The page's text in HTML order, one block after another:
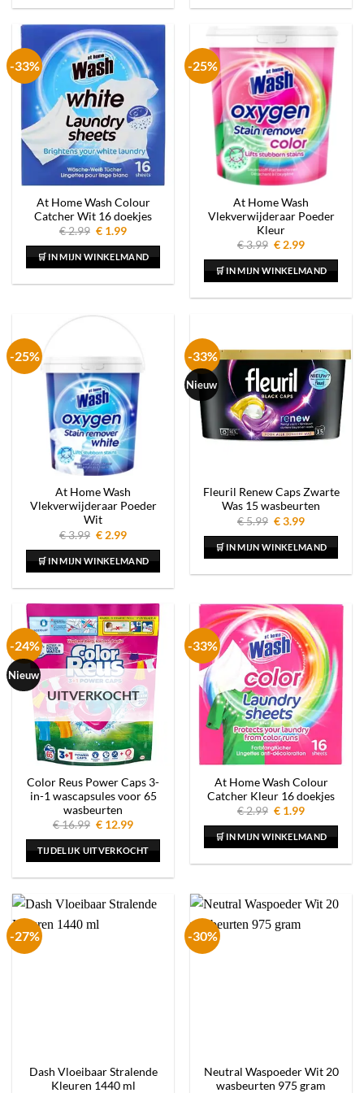
-33%
At Home Wash Colour
Catcher Wit 16 doekjes
€2.99 Oorspronkelijke
was:
€ 2.99.
€ 1.99Huidige
is:
€ 1.99.
🛒 IN MIJN WINKELMAND
-25%
At Home Wash
Vlekverwijderaar Poeder
Kleur
€3.99 Oorspronkelijke
was:
€ 3.99.
€2.99Huidige
is:
€ 2.99.
🛒 IN MIJN WINKELMAND
-25%
At Home Wash
Vlekverwijderaar Poeder
Wit
€3.99 Oorspronkelijke
was:
€ 3.99.
€ 2.99Huidige
is:
€ 2.99.
🛒 IN MIJN WINKELMAND
-33%
Nieuw
Fleuril Renew Caps Zwarte
Was 15 wasbeurten
€5.99 Oorspronkelijke
was:
€ 5.99.
€3.99Huidige
is:
€ 3.99.
🛒 IN MIJN WINKELMAND
-24%
Nieuw
UITVERKOCHT
Color Reus Power Caps 3-
in-1 wascapsules voor 65
wasbeurten
€16.99 Oorspronkelijke
was:
€ 16.99.
€ 12.99Huidige
is:
€ 12.99.
TIJDELIJK UITVERKOCHT
-33%
At Home Wash Colour
Catcher Kleur 16 doekjes
€2.99 Oorspronkelijke
was:
€ 2.99.
€ 1.99Huidige
is:
€ 1.99.
🛒 IN MIJN WINKELMAND
-27%
Dash Vloeibaar Stralende
Kleuren 1440 ml
-30%
Neutral Waspoeder Wit 20
wasbeurten 975 gram